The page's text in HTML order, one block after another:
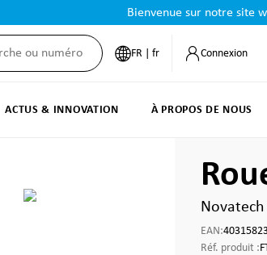
Bienvenue sur notre site
FR | fr Connexion
ACTUS & INNOVATION À PROPOS DE NOUS
Novatech
EAN:
Réf. produit :